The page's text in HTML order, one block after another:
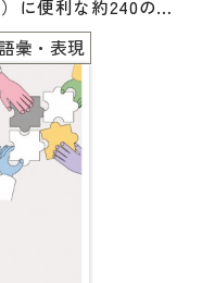
に便利な約240のカ
みましょう
対訳付き
る人にもおススメ
語彙・表現